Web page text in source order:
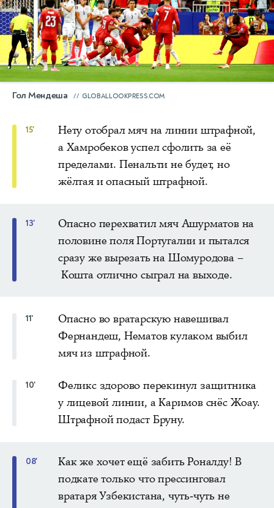
Гол Мендеша GLOBALLOOKPRESS.COM
15'
Нету отобрал мяч на линии штрафной,
а Хамробеков успел сфолить за её
пределами. Пенальти не будет, но
жёлтая и опасный штрафной.
13'
Опасно перехватил мяч Ашурматов на
половине поля Португалии и пытался
сразу же вырезать на Шомуродова –
Кошта отлично сыграл на выходе.
11'
Опасно во вратарскую навешивал
Фернандеш, Нематов кулаком выбил
мяч из штрафной.
10'
Феликс здорово перекинул защитника
у лицевой линии, а Каримов снёс Жоау.
Штрафной подаст Бруну.
08'
Как же хочет ещё забить Роналду! В
подкате только что прессинговал
вратаря Узбекистана, чуть-чуть не